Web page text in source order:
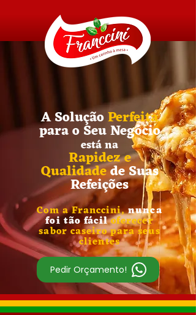
A SoluçãoPerfeita
para o Seu Negócio
está na
Rapidez e
Qualidadede Suas
Refeições
Com a Franccini,nunca
foi tão fáciloferecer
sabor caseiro para seus
clientes
Pedir Orçamento!